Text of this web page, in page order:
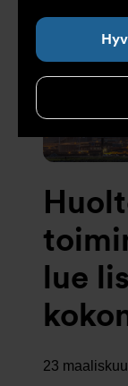
lue
23